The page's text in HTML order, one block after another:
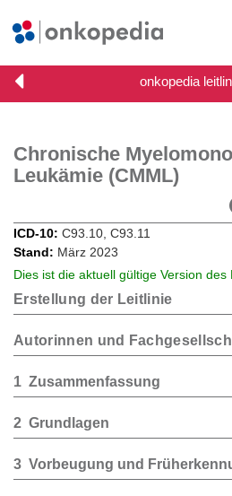
Chronische
Leukämie (CMML)
ICD-10 C93.10, C93.11
Stand
März 2023
Dies ist die aktuell gültige Version des
Erstellung der Leitlinie
Autorinnen und
1 Zusammenfassung
2 Grundlagen
3 Vorbeugung und